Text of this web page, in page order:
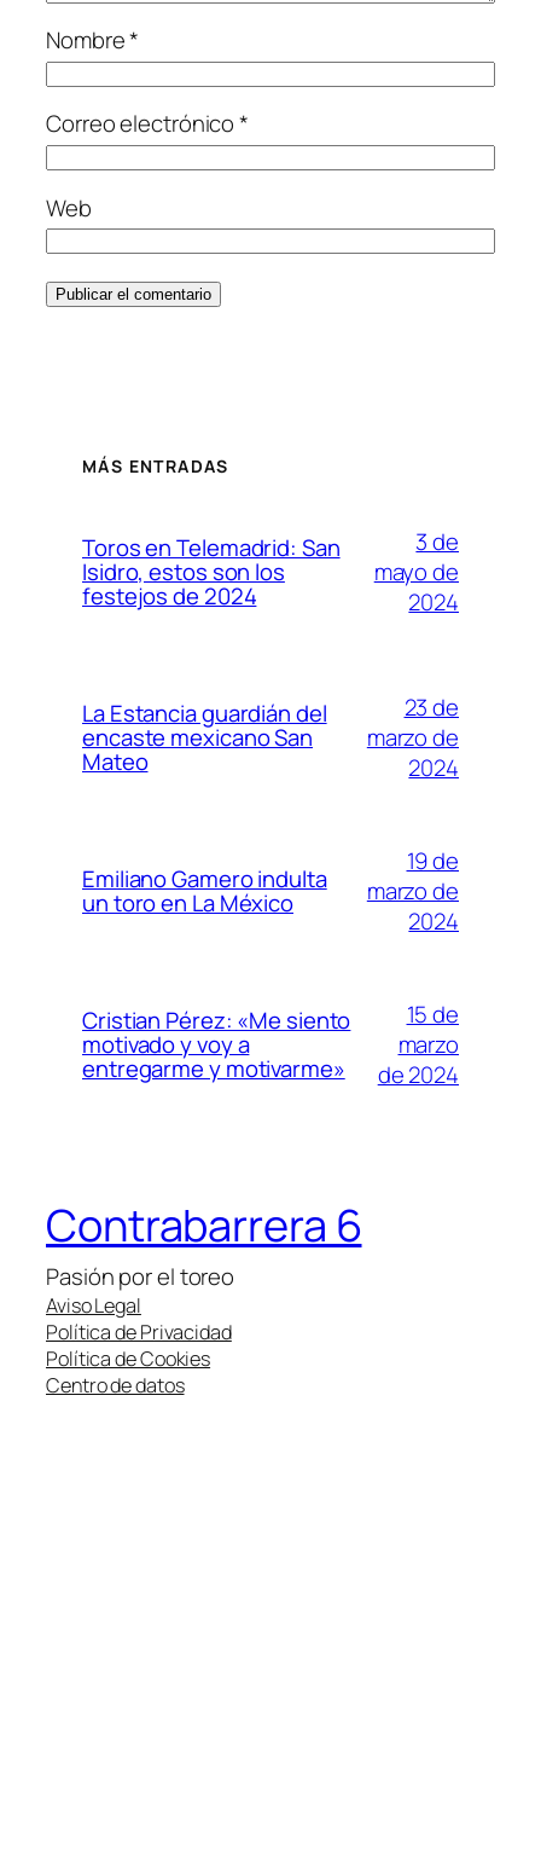
Nombre*
Correo electrónico*
Web
MÁS ENTRADAS
Toros en Telemadrid: San
Isidro, estos son los
festejos de 2024
3 de
mayo de
2024
La Estancia guardián del
encaste mexicano San
Mateo
23 de
marzo de
2024
Emiliano Gamero indulta
un toro en La México
19 de
marzo de
2024
Cristian Pérez: «Me siento
motivado y voy a
entregarme y motivarme»
15 de
marzo
de 2024
Contrabarrera 6
Pasión por el toreo
Aviso Legal
Política de Privacidad
Política de Cookies
Centro de datos